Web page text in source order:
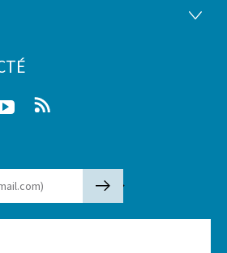
Youtube
🡒